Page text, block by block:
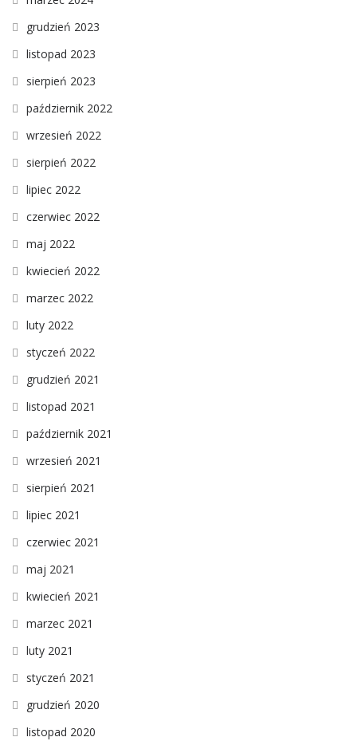
grudzień 2023
listopad 2023
sierpień 2023
październik 2022
wrzesień 2022
sierpień 2022
lipiec 2022
czerwiec 2022
maj 2022
kwiecień 2022
marzec 2022
luty 2022
styczeń 2022
grudzień 2021
listopad 2021
październik 2021
wrzesień 2021
sierpień 2021
lipiec 2021
czerwiec 2021
maj 2021
kwiecień 2021
marzec 2021
luty 2021
styczeń 2021
grudzień 2020
listopad 2020